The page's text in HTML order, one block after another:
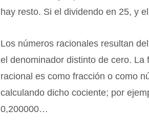
hay resto. Si el dividendo en 25, y
Los números racionales resultan
el denominador distinto de cero.
racional es como fracción o como
calculando dicho cociente; por
0,200000…